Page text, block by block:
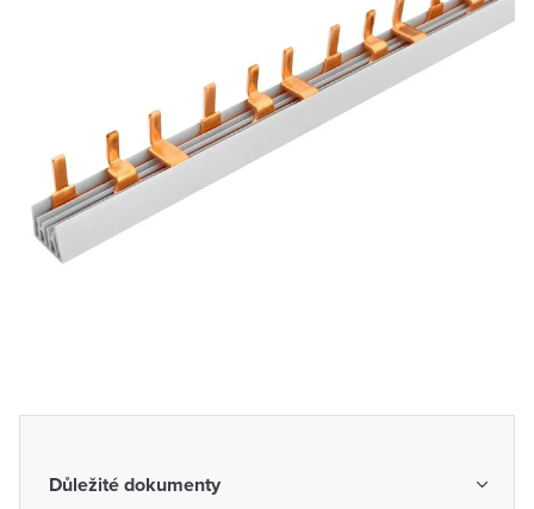
Důležité dokumenty